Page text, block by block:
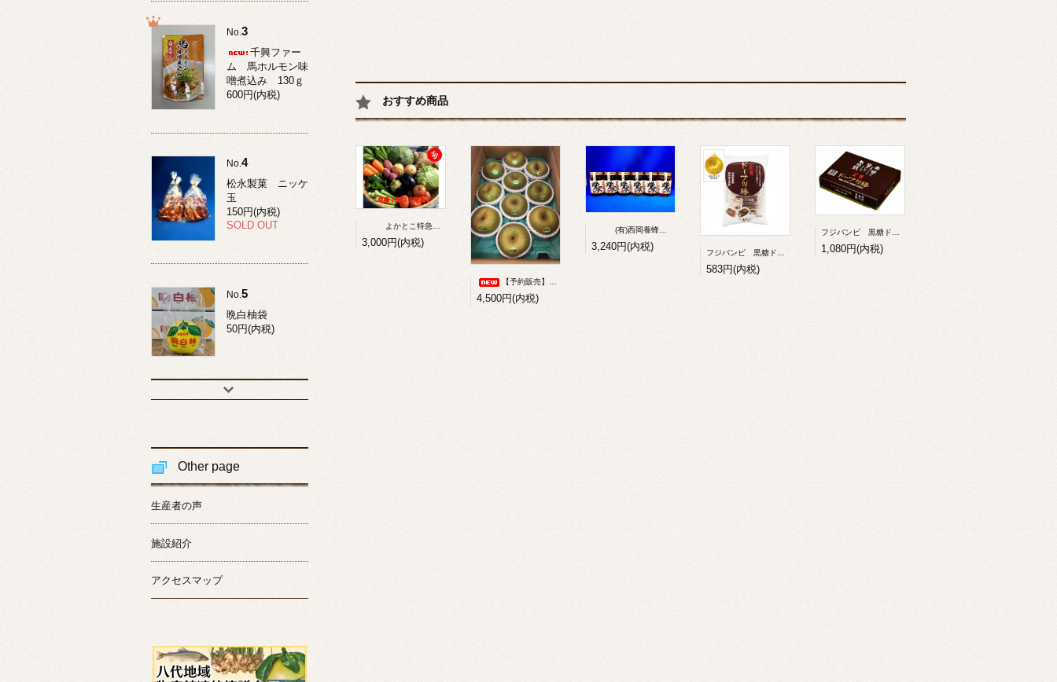
おすすめ商品
よかとこ特急便（季節の野菜詰合せ便）
3,000円(内税)
【予約販売】シャリッ！今年も味に自信！吉野梨（幸水・豊水・秋月・新高）約5kg
4,500円(内税)
(有)西岡養蜂園 国産純正蜂蜜 各種（百花・あかしあ・りんご・クローバー）480g
3,240円(内税)
583円(内税)
1,080円(内税)
No.3
千興ファー
ム 馬ホルモン味
噌煮込み 130ｇ
600円(内税)
No.4
松永製菓 ニッケ
玉
150円(内税)
SOLD OUT
No.5
晩白柚袋
50円(内税)
Other page
生産者の声
施設紹介
アクセスマップ